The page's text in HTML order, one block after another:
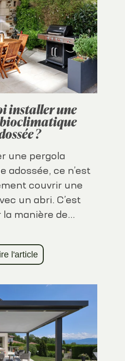
installer une
?
une pergola
adossée, ce n’est
couvrir une
un abri. C’est
la manière de...
l'article